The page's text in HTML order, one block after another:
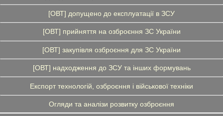
[ОВТ] допущено до експлуатації в ЗСУ
[ОВТ] прийняття на озброєння ЗС України
[ОВТ] закупівля озброєння для ЗС України
[ОВТ] надходження до ЗСУ та інших формувань
Експорт технологій, озброєння і військової техніки
Огляди та аналізи розвитку озброєння